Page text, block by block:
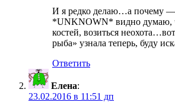
И я редко делаю…а почему —
*UNKNOWN* видно думаю,
костей, возиться
рыба» узнала теперь, буду
Ответить
Елена:
23.02.2016 в 11:51 дп